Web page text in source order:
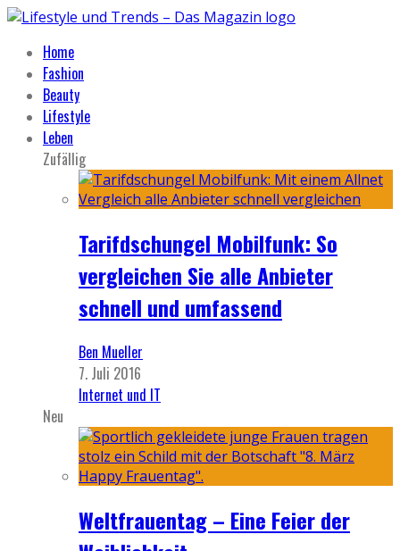
Home
Fashion
Beauty
Lifestyle
Leben
Zufällig
Tarifdschungel Mobilfunk: So
vergleichen Sie alle Anbieter
schnell und umfassend
Ben Mueller
7. Juli 2016
Internet und IT
Neu
Weltfrauentag – Eine Feier der